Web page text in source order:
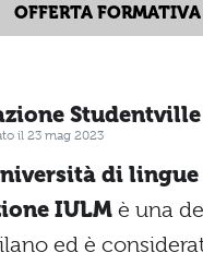
OFFERTA FORMATIVA
Studentville
il 23 mag 2023
di lingue
IULM è una
ed è